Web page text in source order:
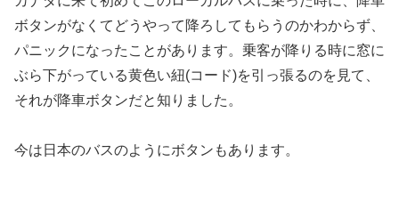
ボタンがなくてどうやって降ろしてもらうのかわからず、
パニックになったことがあります。乗客が降りる時に窓に
ぶら下がっている黄色い紐(コード)を引っ張るのを見て、
それが降車ボタンだと知りました。
今は日本のバスのようにボタンもあります。